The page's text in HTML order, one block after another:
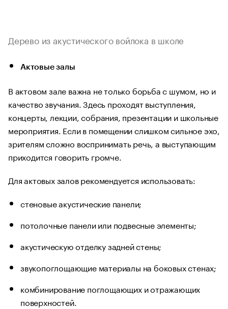
Дерево из акустического войлока в школе
Актовые залы
В актовом зале важна не только борьба с шумом, но и
качество звучания. Здесь проходят выступления,
концерты, лекции, собрания, презентации и школьные
мероприятия. Если в помещении слишком сильное эхо,
зрителям сложно воспринимать речь, а выступающим
приходится говорить громче.
Для актовых залов рекомендуется использовать:
стеновые акустические панели;
потолочные панели или подвесные элементы;
акустическую отделку задней стены;
звукопоглощающие материалы на боковых стенах;
комбинирование поглощающих и отражающих
поверхностей.